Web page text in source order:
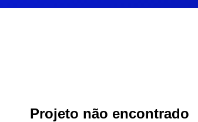
Projeto não encontrado